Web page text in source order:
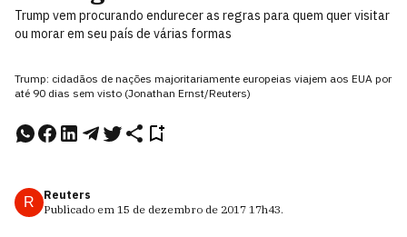
Trump vem procurando endurecer as regras para quem quer visitar
ou morar em seu país de várias formas
Trump: cidadãos de nações majoritariamente europeias viajem aos EUA por
até 90 dias sem visto (Jonathan Ernst/Reuters)
R
Reuters
Publicado em 15 de dezembro de 2017 17h43.